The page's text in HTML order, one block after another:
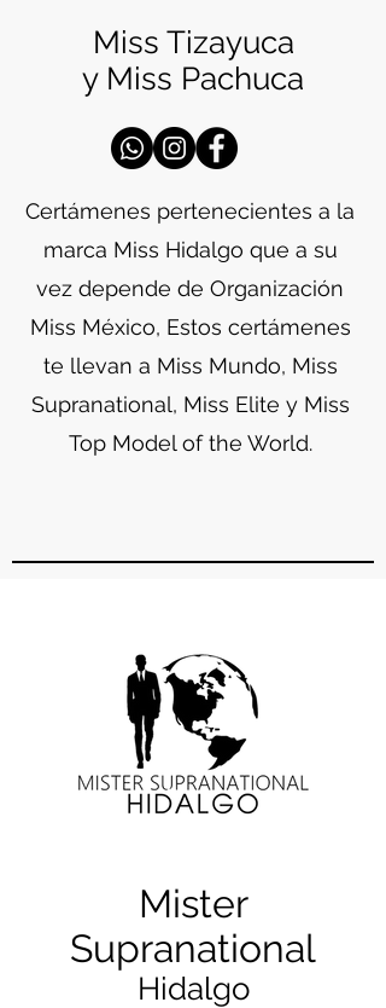
Miss Tizayuca
y Miss Pachuca
Certámenes pertenecientes a la
marca Miss Hidalgo que a su
vez depende de Organización
Miss México, Estos certámenes
te llevan a Miss Mundo, Miss
Supranational, Miss Elite y Miss
Top Model of the World.
Mister
Supranational
Hidalgo